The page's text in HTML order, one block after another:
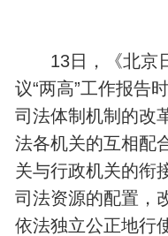
13日，《北京日
议“两高”工作报告
司法体制机制的改
法各机关的互相配
关与行政机关的衔
司法资源的配置，
依法独立公正地行